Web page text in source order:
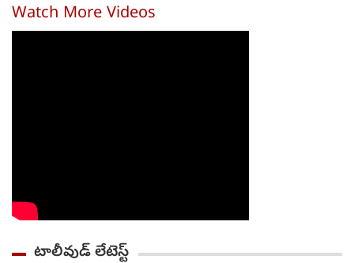
Watch More Videos
టాలీవుడ్ లేటెస్ట్